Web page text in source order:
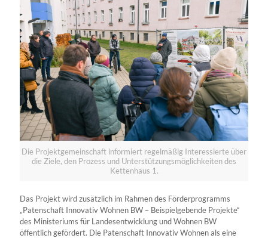
Die Projektgemeinschaft informiert regelmäßig Interessierte über
die Ziele, den Prozess und Unterstützungsmöglichkeiten des
Kettenhaus 1.
Das Projekt wird zusätzlich im Rahmen des Förderprogramms
„Patenschaft Innovativ Wohnen BW – Beispielgebende Projekte“
des Ministeriums für Landesentwicklung und Wohnen BW
öffentlich gefördert. Die Patenschaft Innovativ Wohnen als eine